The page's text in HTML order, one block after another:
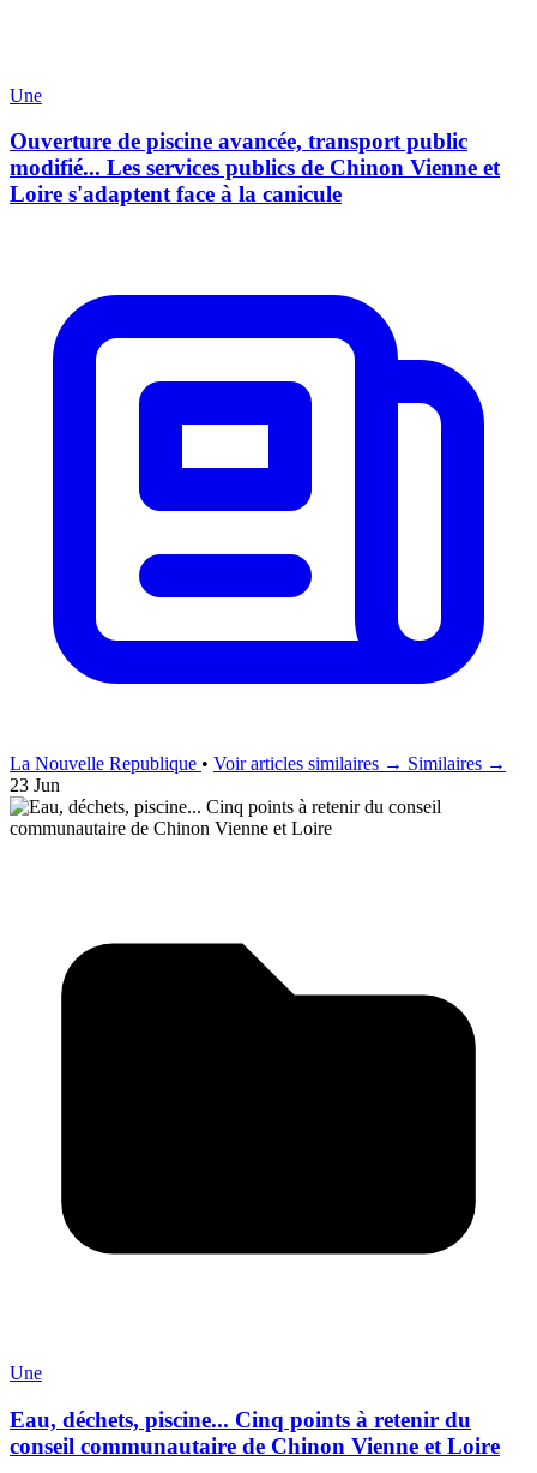
Une
Ouverture de piscine avancée, transport public
modifié... Les services publics de Chinon Vienne et
Loire s'adaptent face à la canicule
La Nouvelle Republique • Voir articles similaires → Similaires →
23 Jun
Une
Eau, déchets, piscine... Cinq points à retenir du
conseil communautaire de Chinon Vienne et Loire